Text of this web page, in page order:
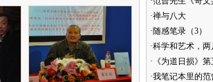
·禅与八大
·随感笔录（3）
·科学和艺术，
·《为道日损》
·我笔记本里的